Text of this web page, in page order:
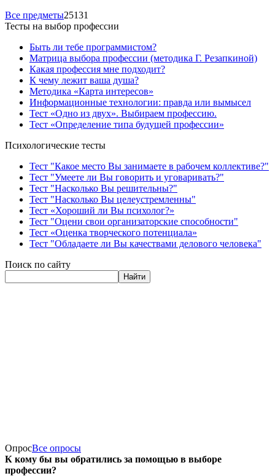
Все предметы25131
Тесты на выбор профессии
Быть ли тебе программистом?
Матрица выбора профессии (методика Г. Резапкиной)
Какая профессия мне подходит?
К чему лежит ваша душа?
Методика «Карта интересов»
Информационные технологии: правда или вымысел
Тест «Одно из двух». Выбираем профессию.
Тест «Определение типа будущей профессии»
Психологические тесты
Тест "Какое место Вы занимаете в рабочем коллективе?"
Тест "Умеете ли Вы говорить и уговаривать?"
Тест "Насколько Вы решительны?"
Тест "Насколько Вы целеустремленны"
Тест «Хороший ли Вы психолог?»
Тест "Оцени свои организаторские способности"
Тест «Оценка творческого потенциала»
Тест "Обладаете ли Вы качествами делового человека"
Поиск по сайту
Найти
ОпросВсе опросы
К кому бы вы обратились за помощью в выборе
профессии?